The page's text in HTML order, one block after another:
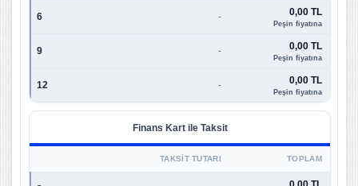
6 - 0,00 TL
Peşin fiyatına
9 - 0,00 TL
Peşin fiyatına
12 - 0,00 TL
Peşin fiyatına
Finans Kart ile Taksit
TAKSIT TUTARI TOPLAM